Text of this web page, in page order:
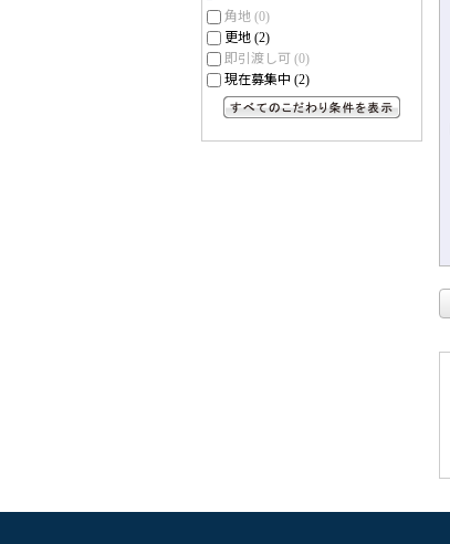
角地 (0)
更地 (2)
即引渡し可 (0)
現在募集中 (2)